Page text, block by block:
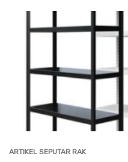
ARTIKEL SEPUTAR RAK